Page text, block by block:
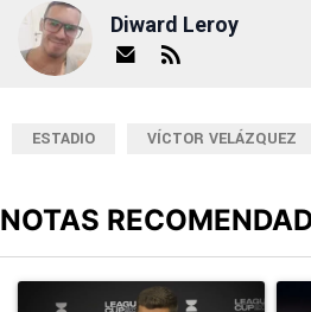
Diward Leroy
ESTADIO VÍCTOR VELÁZQUEZ
NOTAS
Un artículo de tendencia con el